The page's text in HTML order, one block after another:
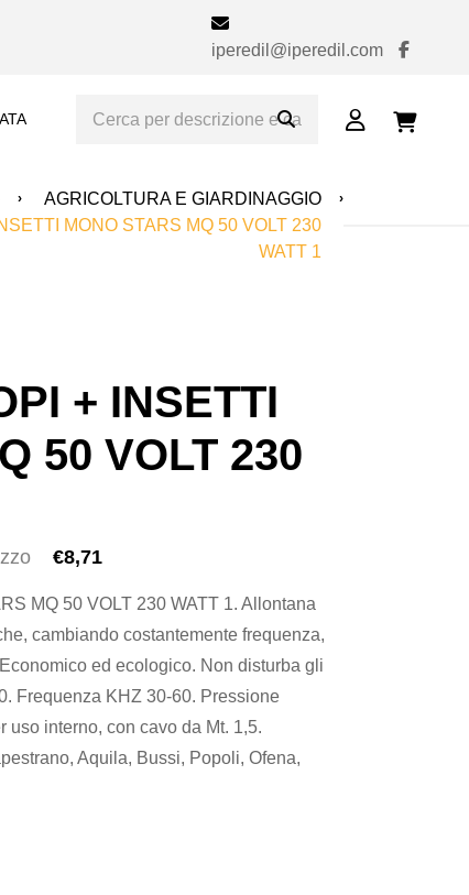
iperedil@iperedil.com
AGRICOLTURA E GIARDINAGGIO
MONO STARS MQ 50 VOLT 230
WATT 1
+ INSETTI
50 VOLT 230
€8,71
MQ 50 VOLT 230 WATT 1. Allontana
cambiando costantemente frequenza,
ed ecologico. Non disturba gli
Frequenza KHZ 30-60. Pressione
uso interno, con cavo da Mt. 1,5.
Aquila, Bussi, Popoli, Ofena,